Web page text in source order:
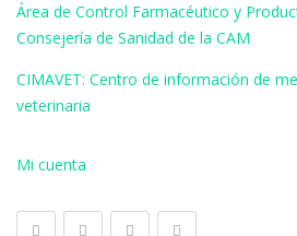
Área de Control Farmacéutico y
Consejería de Sanidad de la CAM
CIMAVET: Centro de información de
veterinaria
Mi cuenta